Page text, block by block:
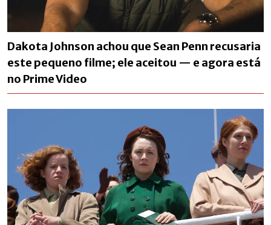
Dakota Johnson achou que Sean Penn recusaria
este pequeno filme; ele aceitou — e agora está
no Prime Video